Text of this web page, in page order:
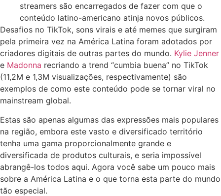
streamers são encarregados de fazer com que o
conteúdo latino-americano atinja novos públicos.
Desafios no TikTok, sons virais e até memes que surgiram
pela primeira vez na América Latina foram adotados por
criadores digitais de outras partes do mundo. Kylie Jenner
e Madonna recriando a trend “cumbia buena” no TikTok
(11,2M e 1,3M visualizações, respectivamente) são
exemplos de como este conteúdo pode se tornar viral no
mainstream global.
Estas são apenas algumas das expressões mais populares
na região, embora este vasto e diversificado território
tenha uma gama proporcionalmente grande e
diversificada de produtos culturais, e seria impossível
abrangê-los todos aqui. Agora você sabe um pouco mais
sobre a América Latina e o que torna esta parte do mundo
tão especial.